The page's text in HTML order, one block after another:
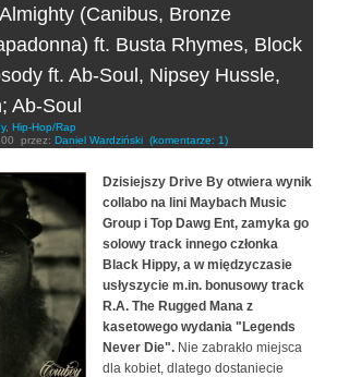
(Canibus, Bronze
ft. Busta Rhymes, Block
ft. Ab-Soul, Nipsey Hussle,
Ab-Soul
, Hip-Hop/Rap
przez: Daniel Wardziński (komentarze: 1)
Dzisiejszy Drive By otwiera wynik
collabo na lini Maybach Music
Group i Top Dawg Ent, zamyka go
solowy track innego członka
Black Hippy, a w międzyczasie
usłyszycie m.in. bonusowy track
R.A. The Rugged Mana z
kasetowego wydania "Legends
Never Die". Nie zabrakło miejsca
dla kobiet, dlatego dostaniecie